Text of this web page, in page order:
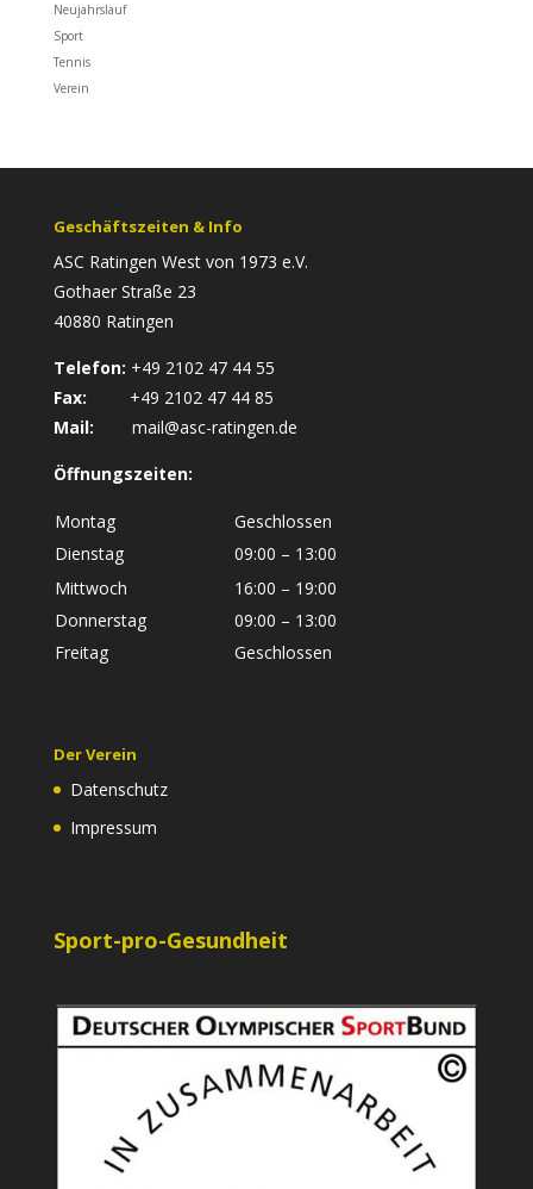
Neujahrslauf
Sport
Tennis
Verein
Geschäftszeiten & Info
ASC Ratingen West von 1973 e.V.
Gothaer Straße 23
40880 Ratingen
Telefon: +49 2102 47 44 55
Fax: +49 2102 47 44 85
Mail:
mail@asc-ratingen.de
Öffnungszeiten:
Montag
Geschlossen
Dienstag
09:00 – 13:00
Mittwoch
16:00 – 19:00
Donnerstag
09:00 – 13:00
Freitag
Geschlossen
Der Verein
Datenschutz
Impressum
Sport-pro-Gesundheit